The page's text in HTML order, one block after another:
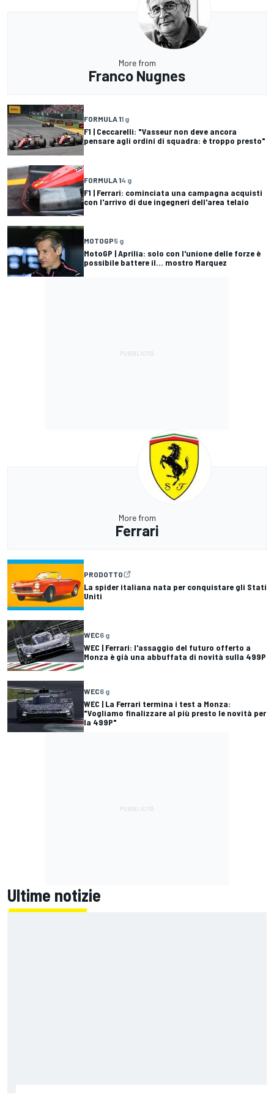
More from
Franco Nugnes
FORMULA 11 g
F1 | Ceccarelli: "Vasseur non deve ancora
pensare agli ordini di squadra: è troppo presto"
FORMULA 14 g
F1 | Ferrari: cominciata una campagna acquisti
con l'arrivo di due ingegneri dell'area telaio
MOTOGP5 g
MotoGP | Aprilia: solo con l'unione delle forze è
possibile battere il... mostro Marquez
More from
Ferrari
PRODOTTO
La spider italiana nata per conquistare gli Stati
Uniti
WEC6 g
WEC | Ferrari: l'assaggio del futuro offerto a
Monza è già una abbuffata di novità sulla 499P
WEC6 g
WEC | La Ferrari termina i test a Monza:
"Vogliamo finalizzare al più presto le novità per
la 499P"
Ultime notizie